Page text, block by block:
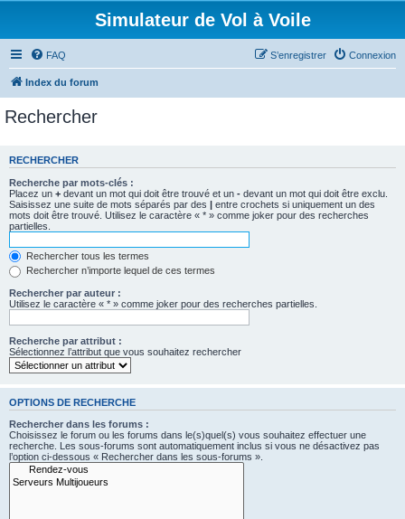
Simulateur de Vol à Voile
FAQ Connexion
S’enregistrer
Index du forum
Rechercher
RECHERCHER
Recherche par mots-clés :
Placez un + devant un mot qui doit être trouvé et un - devant un mot qui doit être exclu.
Saisissez une suite de mots séparés par des | entre crochets si uniquement un des
mots doit être trouvé. Utilisez le caractère « * » comme joker pour des recherches
partielles.
Rechercher tous les termes
Rechercher n’importe lequel de ces termes
Rechercher par auteur :
Utilisez le caractère « * » comme joker pour des recherches partielles.
Recherche par attribut :
Sélectionnez l’attribut que vous souhaitez rechercher
OPTIONS DE RECHERCHE
Rechercher dans les forums :
Choisissez le forum ou les forums dans le(s)quel(s) vous souhaitez effectuer une
recherche. Les sous-forums sont automatiquement inclus si vous ne désactivez pas
l’option ci-dessous « Rechercher dans les sous-forums ».